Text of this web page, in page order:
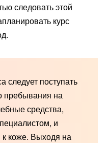
следовать этой
курс
следует поступать
пребывания на
средства,
и
к коже. Выходя на